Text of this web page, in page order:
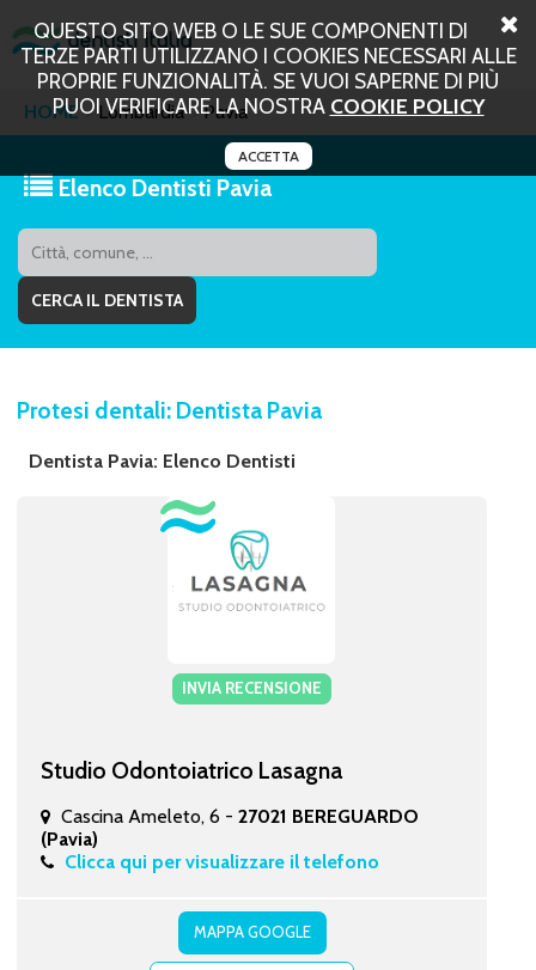
QUESTO SITO WEB O LE SUE COMPONENTI DI
TERZE PARTI UTILIZZANO I COOKIES NECESSARI ALLE
PROPRIE FUNZIONALITÀ. SE VUOI SAPERNE DI PIÙ
PUOI VERIFICARE LA NOSTRA COOKIE POLICY
ACCETTA
HOME Lombardia Pavia
Elenco Dentisti Pavia
Protesi dentali: Dentista Pavia
Dentista Pavia: Elenco Dentisti
INVIA RECENSIONE
Studio Odontoiatrico Lasagna
Cascina Ameleto, 6 - 27021 BEREGUARDO
(Pavia)
Clicca qui per visualizzare il telefono
MAPPA GOOGLE